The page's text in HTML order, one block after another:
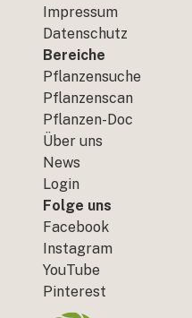
Impressum
Datenschutz
Bereiche
Pflanzensuche
Pflanzenscan
Pflanzen-Doc
Über uns
News
Login
Folge uns
Facebook
Instagram
YouTube
Pinterest